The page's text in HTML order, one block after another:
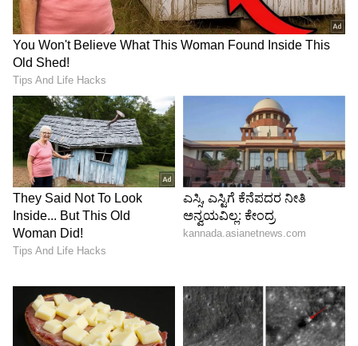
ನಿಂತ ಕಾರಿನಲ್ಲಿ ಎಸಿ ಆನ್ ಮಾಡುವುದು ಸಾವನ್ನು
ಆಹ್ವಾನಿಸಿದಂತೆಯಾ?